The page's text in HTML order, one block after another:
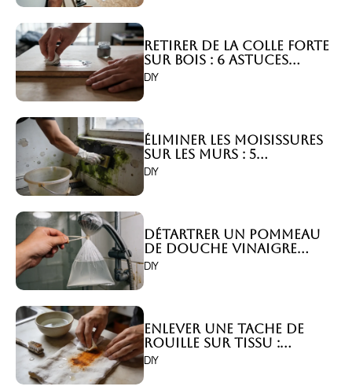
Retirer de la colle forte
sur bois : 6 astuces
efficaces !
DIY
Éliminer les moisissures
sur les murs : 5
solutions efficaces ?
DIY
Détartrer un pommeau
de douche vinaigre
blanc : 5 astuces simples
DIY
Enlever une tache de
rouille sur tissu :
Astuces efficaces !
DIY